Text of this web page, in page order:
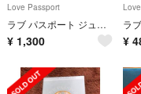
Love Passport
ラブ パスポート ジュリエット キキクレール 香水 伊藤千晃
¥ 1,300 ¥